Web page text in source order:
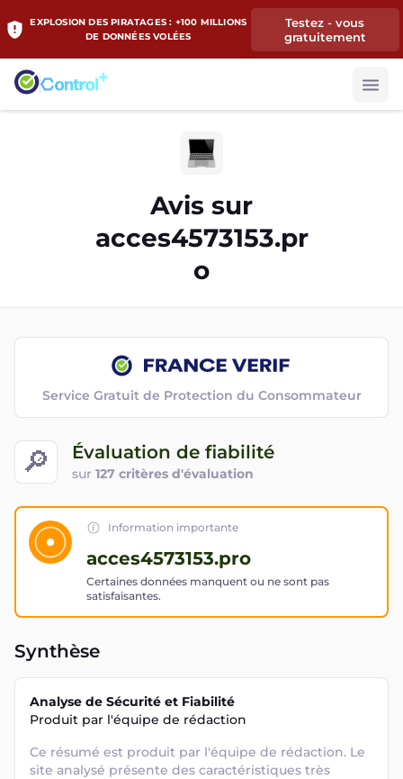
EXPLOSION DES PIRATAGES : +100 MILLIONS
DE DONNÉES VOLÉES
Testez - vous
gratuitement
Avis sur
acces4573153.pr
o
🔎 Évaluation de fiabilité
sur 127 critères d'évaluation
Service Gratuit de Protection du Consommateur
Information importante
acces4573153.pro
Certaines données manquent ou ne sont pas
satisfaisantes.
Synthèse
Analyse de Sécurité et Fiabilité
Produit par l'équipe de rédaction
Ce résumé est produit par l'équipe de rédaction. Le
site analysé présente des caractéristiques très